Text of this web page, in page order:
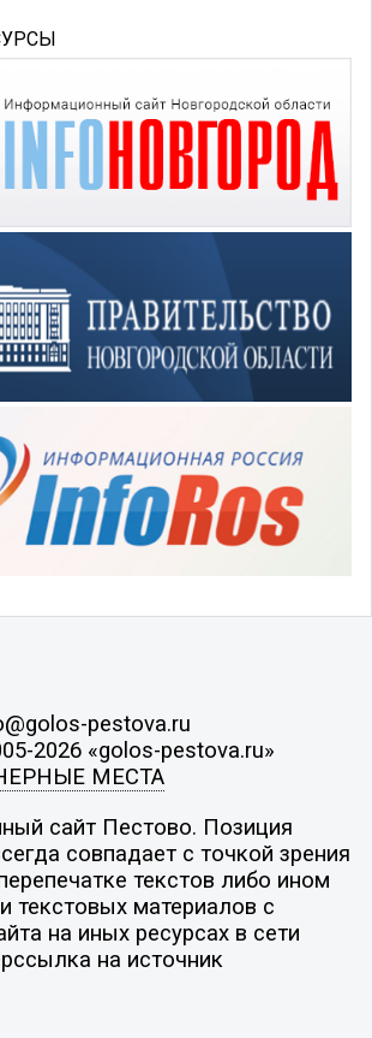
pestova.ru
2026 «golos-pestova.ru»
МЕСТА
сайт Пестово. Позиция
совпадает с точкой зрения
текстов либо ином
текстовых материалов с
на иных ресурсах в сети
на источник